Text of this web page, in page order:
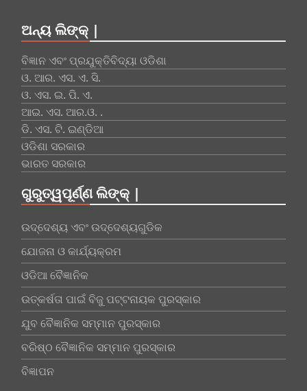
ଅନ୍ୟ ଲିଙ୍କ୍ |
ବିଜ୍ଞାନ ଏବଂ ପ୍ରଯୁକ୍ତିବିଦ୍ୟା ଓଡିଶା
ଓ. ଆର. ଏସ. ଏ. ସି.
ଓ. ଏସ. ଇ. ପି. ଏ.
ଆଇ. ଏସ. ଆର.ଓ. .
ଡି. ଏସ. ଟି. ଇଣ୍ଡିଆ
ଓଡିଶା ସରକାର
ଭାରତ ସରକାର
ଗୁରୁତ୍ୱପୂର୍ଣ୍ଣ ଲିଙ୍କ୍ |
ଉଦ୍ଦେଶ୍ୟ ଏବଂ ଉଦ୍ଦେଶ୍ୟଗୁଡିକ
ଯୋଜନା ଓ କାର୍ଯ୍ୟକ୍ରମ
ଓଡିଆ ବୈଜ୍ଞାନିକ
ଉତ୍କର୍ଷତା ପାଇଁ ବିଜୁ ପଟ୍ଟନାୟକ ପୁରସ୍କାର
ଯୁବ ବୈଜ୍ଞାନିକ ସମ୍ମାନ ପୁରସ୍କାର
ବରିଷ୍ଠ ବୈଜ୍ଞାନିକ ସମ୍ମାନ ପୁରସ୍କାର
ବିଜ୍ଞାପନ